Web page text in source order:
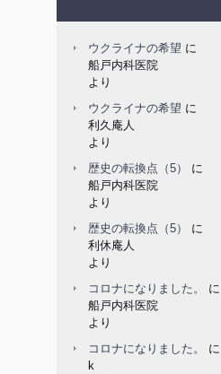
ウクライナの希望 に
船戸内科医院
より
ウクライナの希望 に
利久庵人
より
歴史の転換点（5）
に
船戸内科医院
より
歴史の転換点（5）
に
利休庵人
より
コロナになりました。
に
船戸内科医院
より
コロナになりました。
に
k